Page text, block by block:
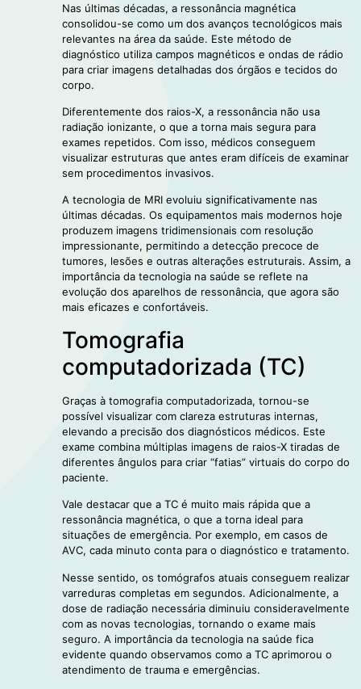
Nas últimas décadas, a ressonância magnética
consolidou-se como um dos avanços tecnológicos mais
relevantes na área da saúde. Este método de
diagnóstico utiliza campos magnéticos e ondas de rádio
para criar imagens detalhadas dos órgãos e tecidos do
corpo.
Diferentemente dos raios-X, a ressonância não usa
radiação ionizante, o que a torna mais segura para
exames repetidos. Com isso, médicos conseguem
visualizar estruturas que antes eram difíceis de examinar
sem procedimentos invasivos.
A tecnologia de MRI evoluiu significativamente nas
últimas décadas. Os equipamentos mais modernos hoje
produzem imagens tridimensionais com resolução
impressionante, permitindo a detecção precoce de
tumores, lesões e outras alterações estruturais. Assim, a
importância da tecnologia na saúde se reflete na
evolução dos aparelhos de ressonância, que agora são
mais eficazes e confortáveis.
Tomografia
computadorizada (TC)
Graças à tomografia computadorizada, tornou-se
possível visualizar com clareza estruturas internas,
elevando a precisão dos diagnósticos médicos. Este
exame combina múltiplas imagens de raios-X tiradas de
diferentes ângulos para criar “fatias” virtuais do corpo do
paciente.
Vale destacar que a TC é muito mais rápida que a
ressonância magnética, o que a torna ideal para
situações de emergência. Por exemplo, em casos de
AVC, cada minuto conta para o diagnóstico e tratamento.
Nesse sentido, os tomógrafos atuais conseguem realizar
varreduras completas em segundos. Adicionalmente, a
dose de radiação necessária diminuiu consideravelmente
com as novas tecnologias, tornando o exame mais
seguro. A importância da tecnologia na saúde fica
evidente quando observamos como a TC aprimorou o
atendimento de trauma e emergências.